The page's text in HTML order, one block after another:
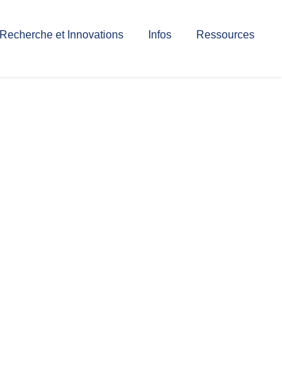
Recherche et Innovations Infos Ressources